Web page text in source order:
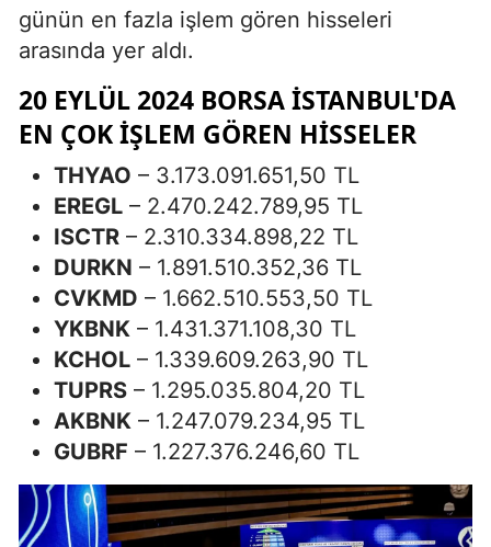
günün en fazla işlem gören hisseleri
arasında yer aldı.
20 EYLÜL 2024 BORSA İSTANBUL'DA
EN ÇOK İŞLEM GÖREN HISSELER
THYAO – 3.173.091.651,50 TL
EREGL – 2.470.242.789,95 TL
ISCTR – 2.310.334.898,22 TL
DURKN – 1.891.510.352,36 TL
CVKMD – 1.662.510.553,50 TL
YKBNK – 1.431.371.108,30 TL
KCHOL – 1.339.609.263,90 TL
TUPRS – 1.295.035.804,20 TL
AKBNK – 1.247.079.234,95 TL
GUBRF – 1.227.376.246,60 TL